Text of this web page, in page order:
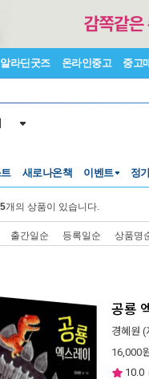
알라딘굿즈 온라인중고 중고
새로나온책 이벤트 정
개의 상품이 있습니다.
출간일순 등록일순 상품명
공룡
경혜원 (
16,000
10.0